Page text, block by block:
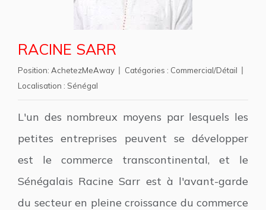
RACINE SARR
Position: AchetezMeAway Catégories : Commercial/Détail
Localisation : Sénégal
L'un des nombreux moyens par lesquels les
petites entreprises peuvent se développer
est le commerce transcontinental, et le
Sénégalais Racine Sarr est à l'avant-garde
du secteur en pleine croissance du commerce